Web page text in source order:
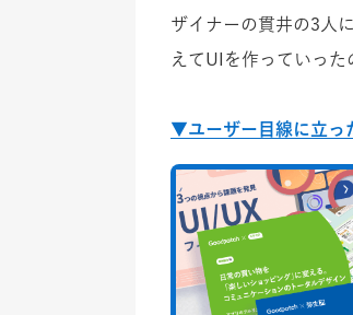
ザイナーの貫井の3人
えてUIを作っていった
▼ユーザー目線に立っ